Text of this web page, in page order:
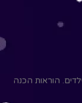
הוראות הכנה